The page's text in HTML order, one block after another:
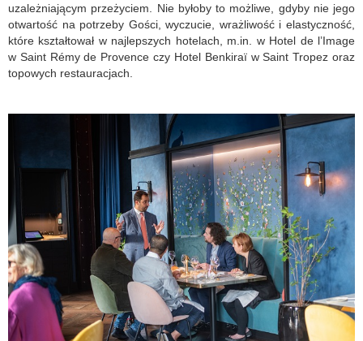
uzależniającym przeżyciem. Nie byłoby to możliwe, gdyby nie jego
otwartość na potrzeby Gości, wyczucie, wrażliwość i elastyczność,
które kształtował w najlepszych hotelach, m.in. w Hotel de l’Image
w Saint Rémy de Provence czy Hotel Benkiraï w Saint Tropez oraz
topowych restauracjach.